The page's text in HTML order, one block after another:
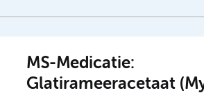
MS-Medicatie:
Glatirameeracetaat